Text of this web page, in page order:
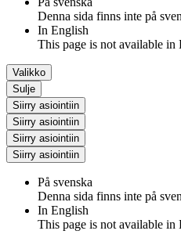
Denna sida finns inte på
In English
This page is not available in
Valikko
Sulje
Siirry asiointiin
Siirry asiointiin
Siirry asiointiin
Siirry asiointiin
På svenska
Denna sida finns inte på
In English
This page is not available in